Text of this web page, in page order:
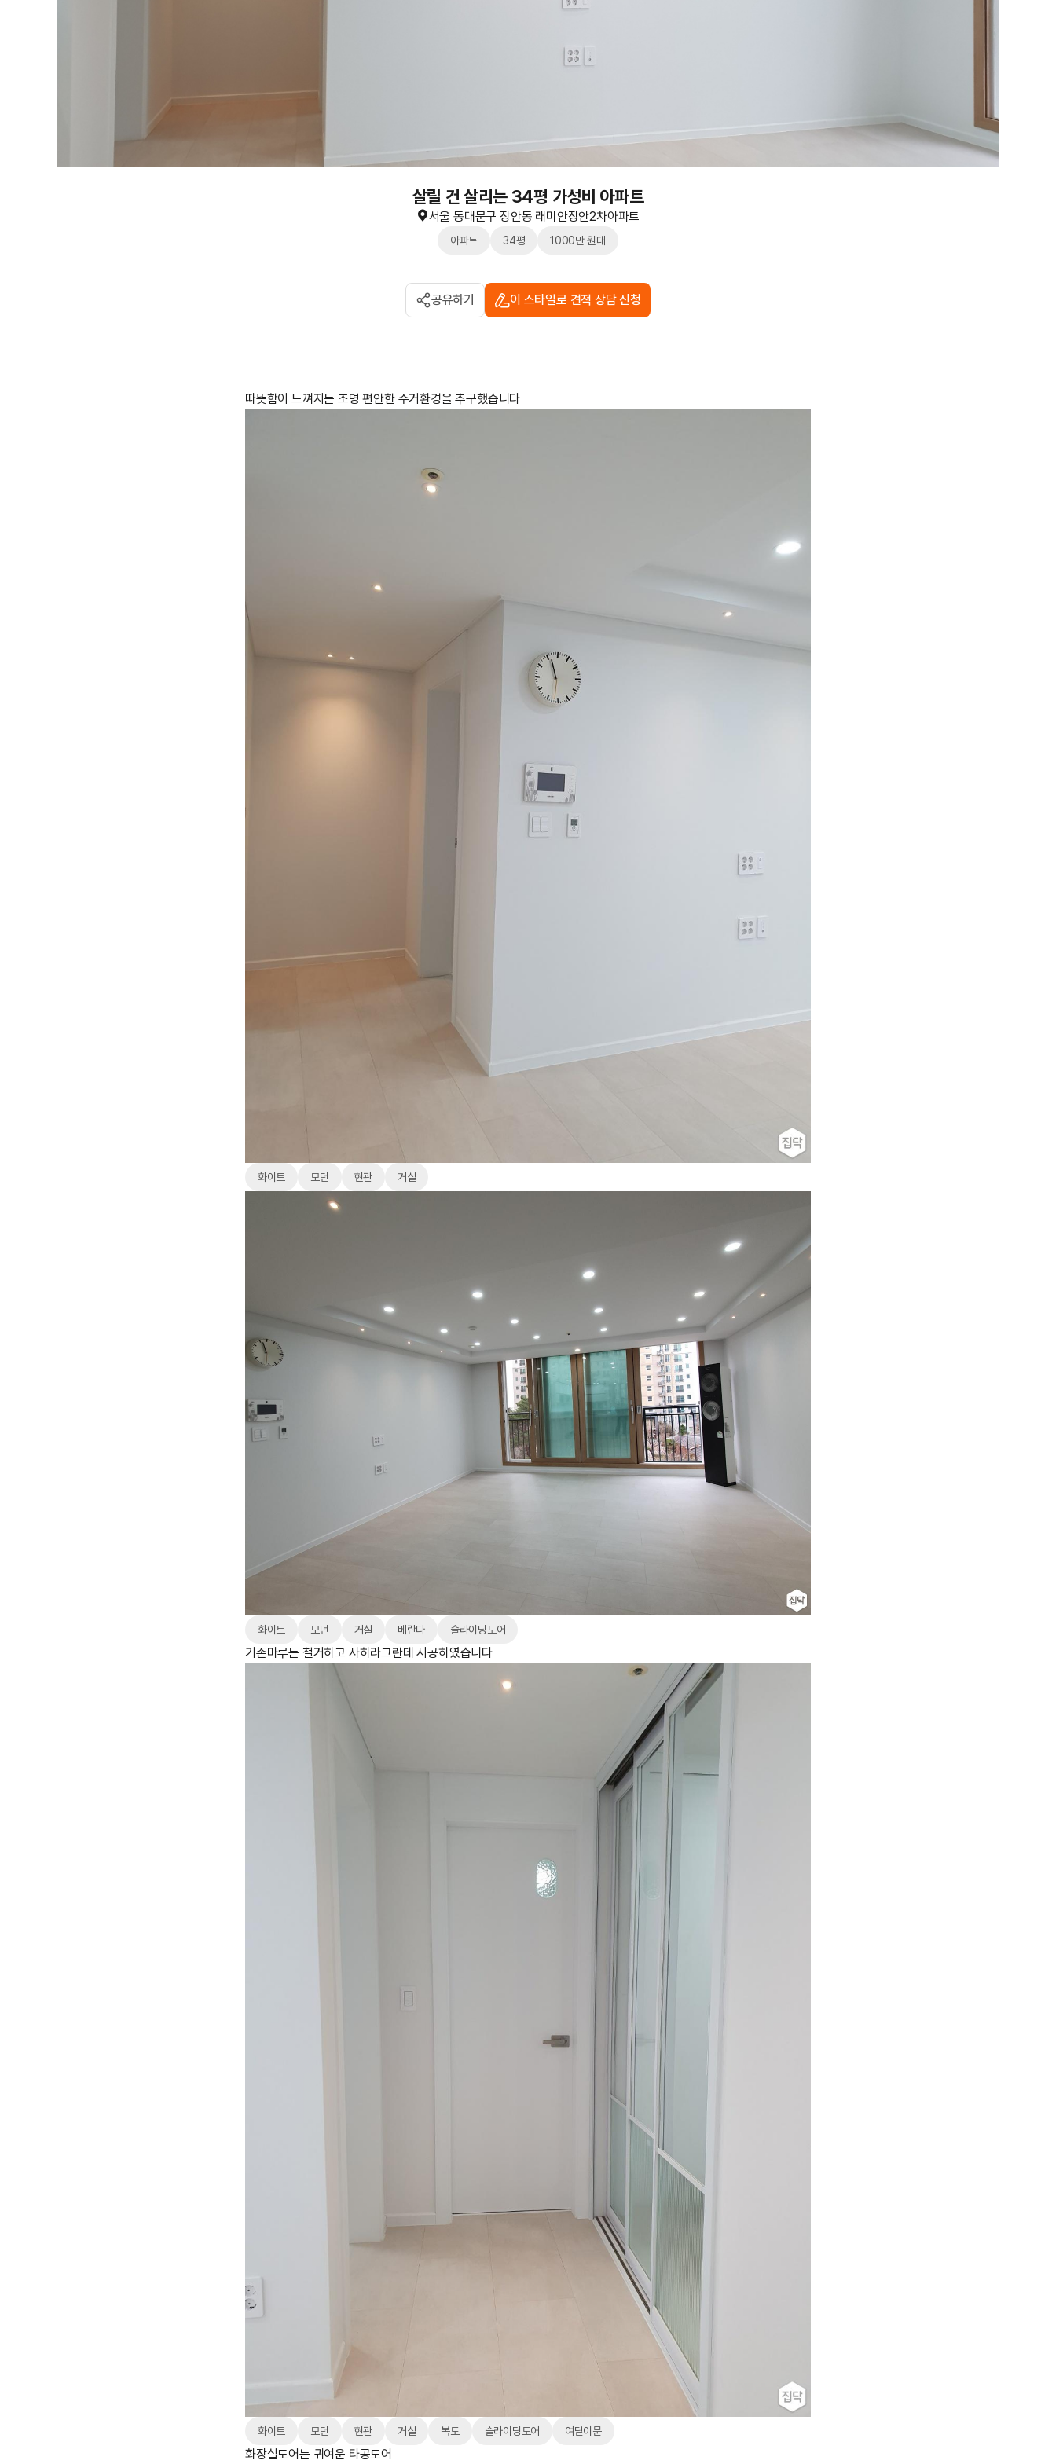
살릴 건 살리는 34평 가성비 아파트
서울 동대문구 장안동 래미안장안2차아파트
아파트 34평 1000만 원대
공유하기 이 스타일로 견적 상담 신청
따뜻함이 느껴지는 조명 편안한 주거환경을 추구했습니다
화이트 모던 현관 거실
화이트 모던 거실 베란다 슬라이딩도어
기존마루는 철거하고 사하라그란데 시공하였습니다
화이트 모던 현관 거실 복도 슬라이딩도어 여닫이문
화장실도어는 귀여운 타공도어